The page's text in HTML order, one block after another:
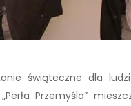
świąteczne dla
Przemyśla”